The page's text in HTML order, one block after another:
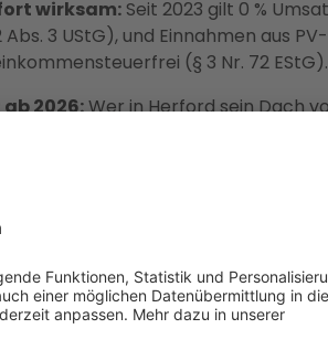
wirksam: Seit 2023 gilt 0 %
3 UStG), und Einnahmen aus
(§ 3 Nr. 72 EStG).
2026:Wer in Herford sein Dach
2026 gesetzlich verpflichtet, eine
Planung wird aus dieser
Hand:
und Installation durch
Festpreisgarantie und 2 Jahren